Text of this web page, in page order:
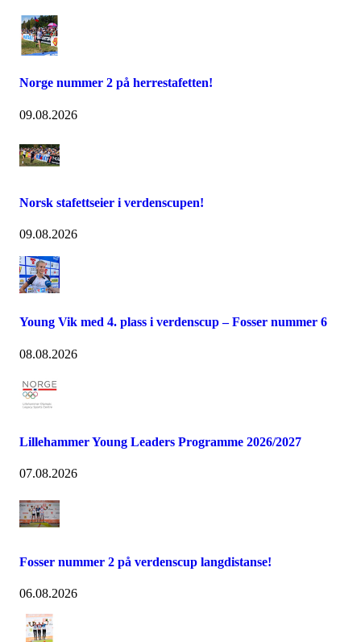
Norge nummer 2 på herrestafetten!
09.08.2026
Norsk stafettseier i verdenscupen!
09.08.2026
Young Vik med 4. plass i verdenscup – Fosser nummer 6
08.08.2026
Lillehammer Young Leaders Programme 2026/2027
07.08.2026
Fosser nummer 2 på verdenscup langdistanse!
06.08.2026